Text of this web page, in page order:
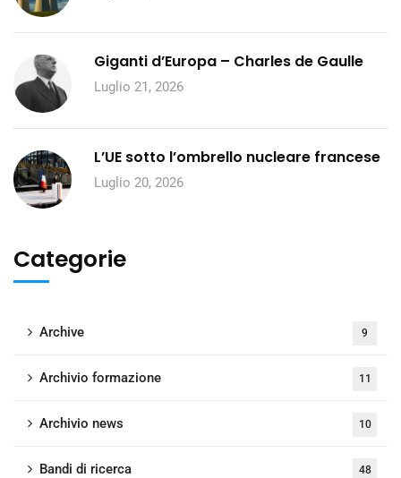
Giganti d’Europa – Charles de Gaulle
Luglio 21, 2026
L’UE sotto l’ombrello nucleare francese
Luglio 20, 2026
Categorie
Archive 9
Archivio formazione 11
Archivio news 10
Bandi di ricerca 48